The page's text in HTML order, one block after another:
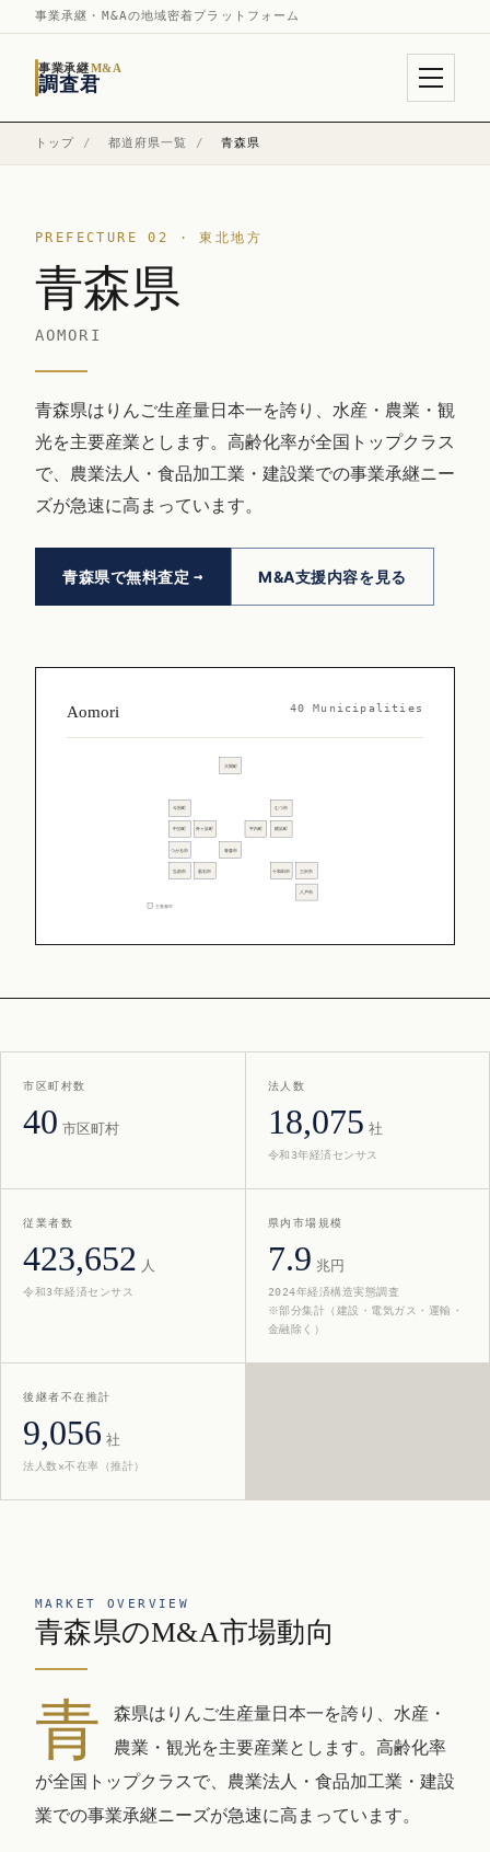
事業承継・M&Aの地域密着プラットフォーム
事業承継M&A
調査君
トップ / 都道府県一覧 / 青森県
PREFECTURE 02 · 東北地方
青森県
AOMORI
青森県はりんご生産量日本一を誇り、水産・農業・観
光を主要産業とします。高齢化率が全国トップクラス
で、農業法人・食品加工業・建設業での事業承継ニー
ズが急速に高まっています。
青森県で無料査定 M&A支援内容を見る
Aomori 40 Municipalities
むつ市
青森市
つがる市
三沢市
黒石市 十和田市
弘前市
八戸市
大間町
今別町
横浜町
外ヶ浜町
中泊町 平内町
主要都市
市区町村数
40 市区町村
法人数
18,075 社
令和3年経済センサス
従業者数
423,652 人
令和3年経済センサス
県内市場規模
7.9 兆円
2024年経済構造実態調査
※部分集計（建設・電気ガス・運輸・
金融除く）
後継者不在推計
9,056 社
法人数×不在率（推計）
MARKET OVERVIEW
青森県のM&A市場動向
青
森県はりんご生産量日本一を誇り、水産・
農業・観光を主要産業とします。高齢化率
が全国トップクラスで、農業法人・食品加工業・建設
業での事業承継ニーズが急速に高まっています。